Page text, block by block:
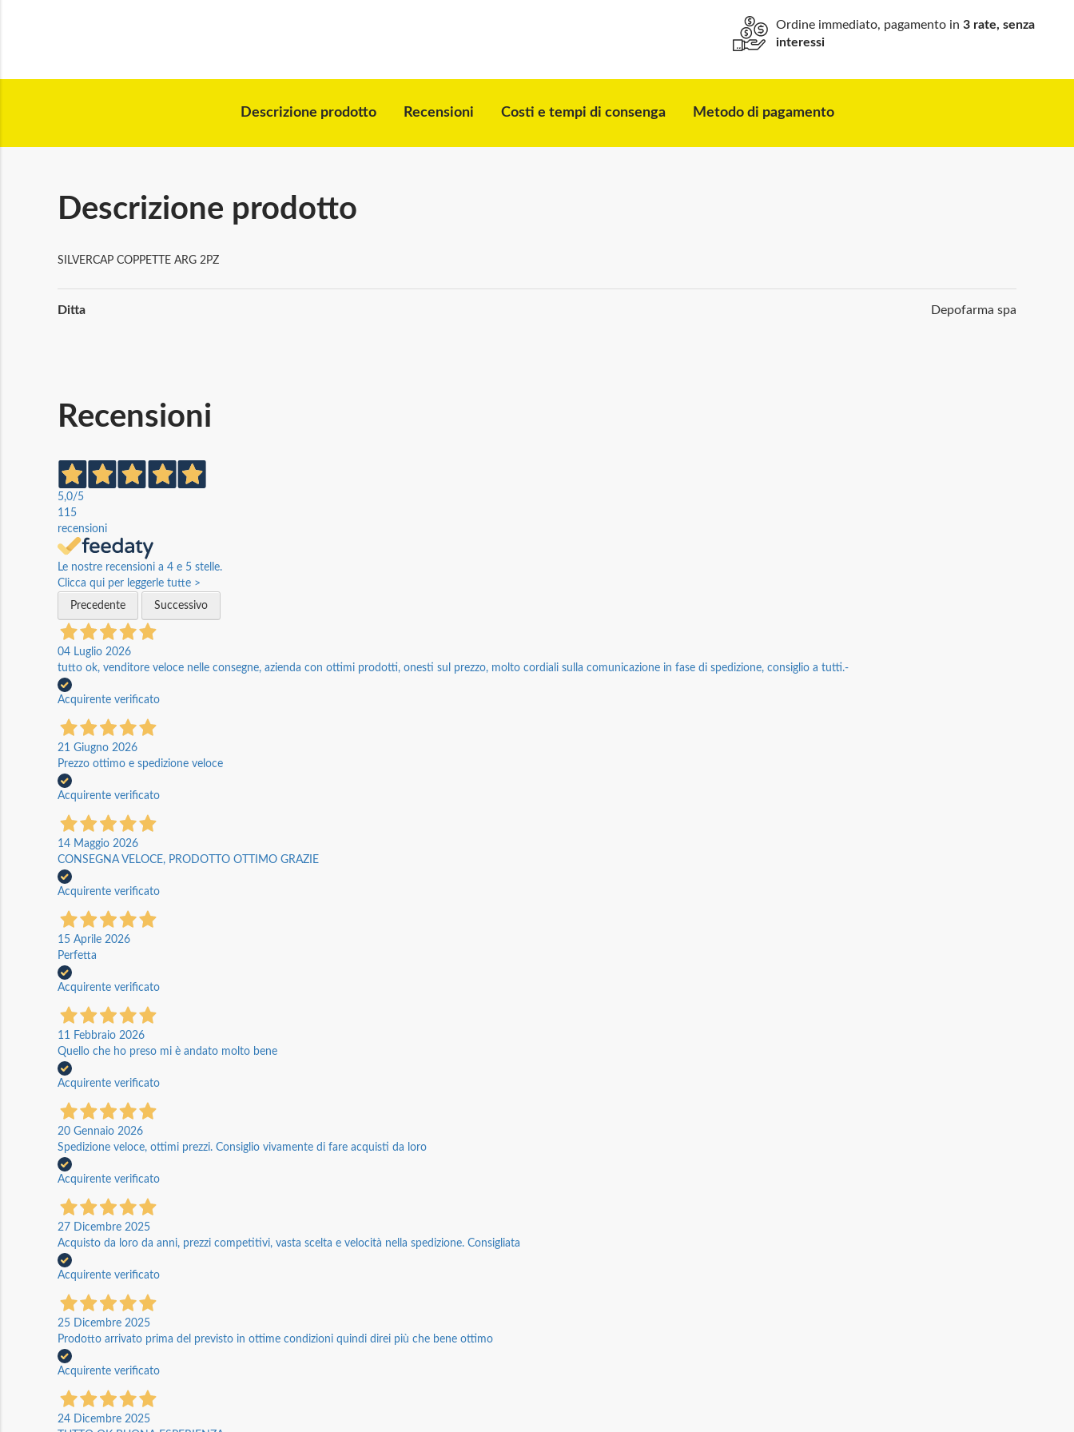
Ordine immediato, pagamento in3 rate, senza
interessi
Descrizione prodotto Recensioni Costi e tempi di consenga Metodo di pagamento
Descrizione prodotto
SILVERCAP COPPETTE ARG 2PZ
Informazioni
Ditta Depofarma spa
Recensioni
5,0/5
115
recensioni
Le nostre recensioni a 4 e 5 stelle.
Clicca qui per leggerle tutte >
Precedente
Successivo
04 Luglio 2026
tutto ok, venditore veloce nelle consegne, azienda con ottimi prodotti, onesti sul prezzo, molto cordiali sulla comunicazione in fase di spedizione, consiglio a tutti.-
Acquirente verificato
21 Giugno 2026
Prezzo ottimo e spedizione veloce
Acquirente verificato
14 Maggio 2026
CONSEGNA VELOCE, PRODOTTO OTTIMO GRAZIE
Acquirente verificato
15 Aprile 2026
Perfetta
Acquirente verificato
11 Febbraio 2026
Quello che ho preso mi è andato molto bene
Acquirente verificato
20 Gennaio 2026
Spedizione veloce, ottimi prezzi. Consiglio vivamente di fare acquisti da loro
Acquirente verificato
27 Dicembre 2025
Acquisto da loro da anni, prezzi competitivi, vasta scelta e velocità nella spedizione. Consigliata
Acquirente verificato
25 Dicembre 2025
Prodotto arrivato prima del previsto in ottime condizioni quindi direi più che bene ottimo
Acquirente verificato
24 Dicembre 2025